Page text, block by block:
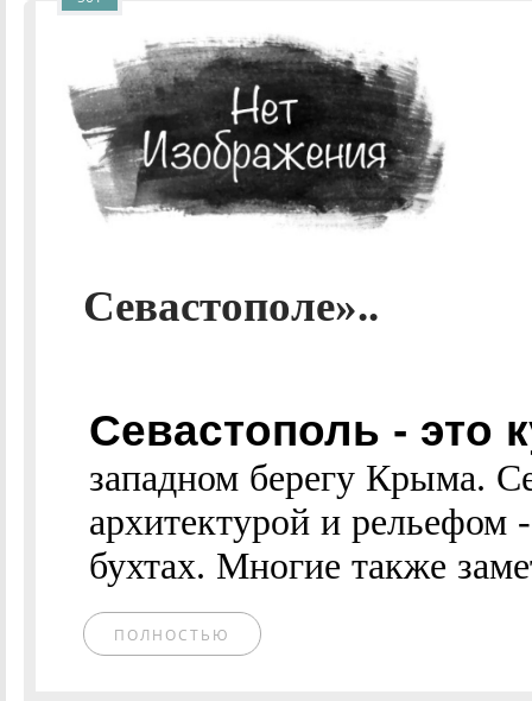
Севастополе»..
Севастополь - это
западном берегу Крыма.
архитектурой и рельефом
бухтах. Многие также
ПОЛНОСТЬЮ